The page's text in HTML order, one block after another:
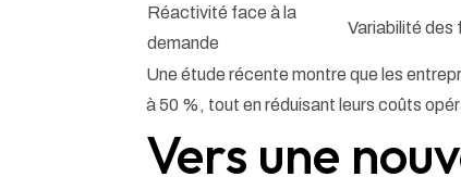
Réactivité face à la
demande
Variabilité des
Une étude récente montre que les
à 50 %, tout en réduisant leurs coûts
Vers une